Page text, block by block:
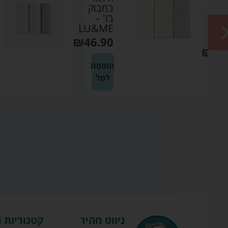
₪
במבוק
בז' –
LU&ME
₪46.90
הוספה
לסל
ניווט מהיר